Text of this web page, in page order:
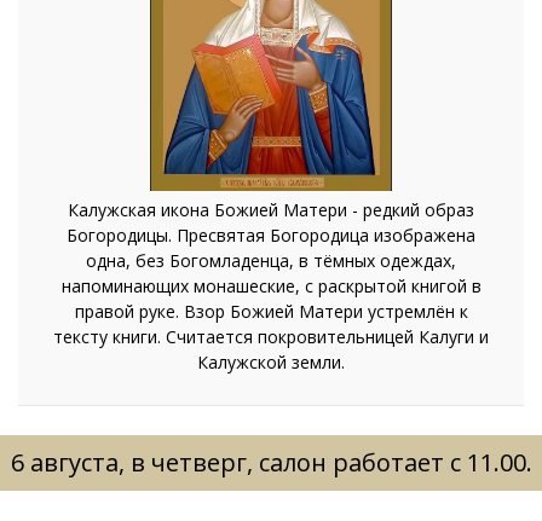
Калужская икона Божией Матери - редкий образ
Богородицы. Пресвятая Богородица изображена
одна, без Богомладенца, в тёмных одеждах,
напоминающих монашеские, с раскрытой книгой в
правой руке. Взор Божией Матери устремлён к
тексту книги. Считается покровительницей Калуги и
Калужской земли.
6 августа, в четверг, салон работает с 11.00.